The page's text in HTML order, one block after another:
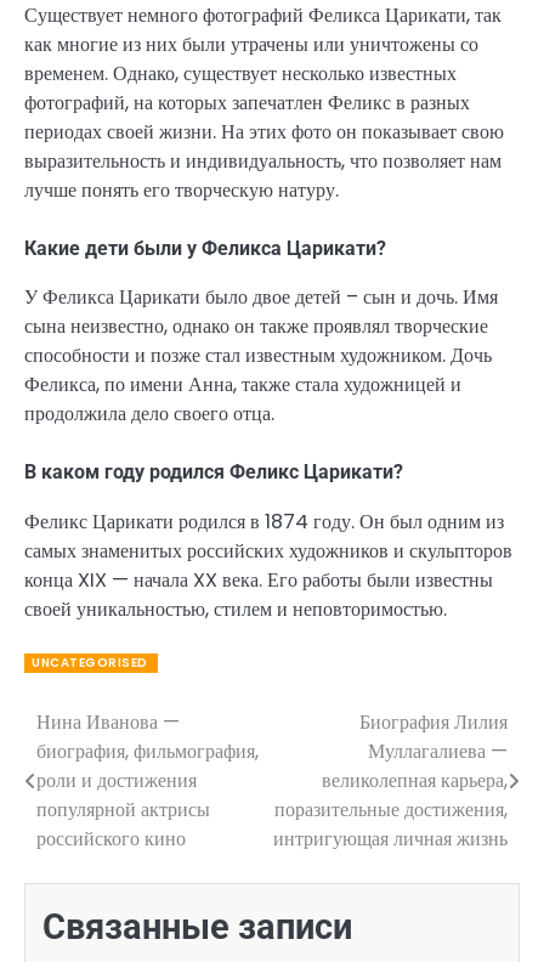
Существует немного фотографий Феликса Царикати, так
как многие из них были утрачены или уничтожены со
временем. Однако, существует несколько известных
фотографий, на которых запечатлен Феликс в разных
периодах своей жизни. На этих фото он показывает свою
выразительность и индивидуальность, что позволяет нам
лучше понять его творческую натуру.
Какие дети были у Феликса Царикати?
У Феликса Царикати было двое детей – сын и дочь. Имя
сына неизвестно, однако он также проявлял творческие
способности и позже стал известным художником. Дочь
Феликса, по имени Анна, также стала художницей и
продолжила дело своего отца.
В каком году родился Феликс Царикати?
Феликс Царикати родился в 1874 году. Он был одним из
самых знаменитых российских художников и скульпторов
конца XIX — начала XX века. Его работы были известны
своей уникальностью, стилем и неповторимостью.
UNCATEGORISED
Навигация
по
записям
Нина Иванова —
биография, фильмография,
роли и достижения
популярной актрисы
российского кино
Биография Лилия
Муллагалиева —
великолепная карьера,
поразительные достижения,
интригующая личная жизнь
Связанные записи